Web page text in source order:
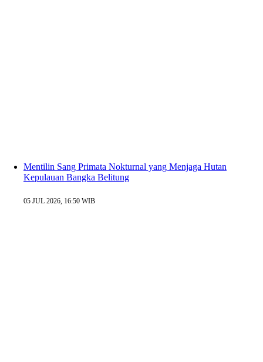
Mentilin Sang Primata Nokturnal yang Menjaga Hutan
Kepulauan Bangka Belitung
05 JUL 2026, 16:50 WIB